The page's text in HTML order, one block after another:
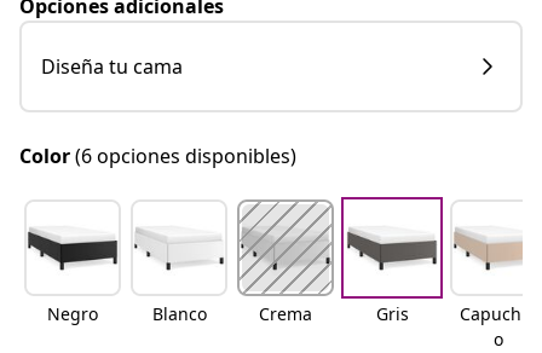
Opciones adicionales
Diseña tu cama
Color(6 opciones disponibles)
Negro Blanco Crema Gris
Capuchin
o